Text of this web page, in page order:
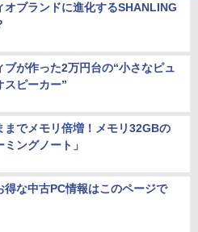
オブランドに進化するSHANLING
ブが作った2万円台の“小さなピュ
スピーカー”
までメモリ倍増！メモリ32GBの
ミングノート」
得な中古PC情報はこのページで